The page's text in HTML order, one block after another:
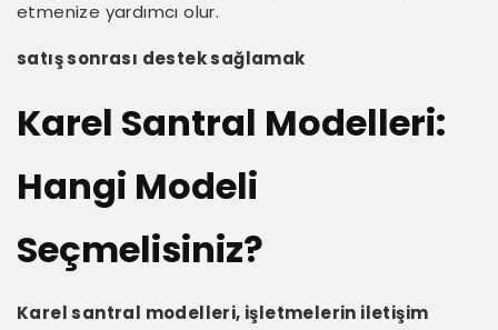
etmenize yardımcı olur.
satış sonrası destek sağlamak
Karel Santral Modelleri:
Hangi Modeli
Seçmelisiniz?
Karel santral modelleri, işletmelerin iletişim